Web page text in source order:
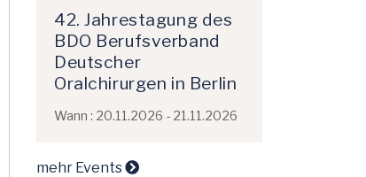
42. Jahrestagung des
BDO Berufsverband
Deutscher
Oralchirurgen in Berlin
Wann : 20.11.2026 - 21.11.2026
mehr Events